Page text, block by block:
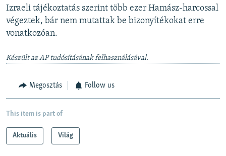
Izraeli tájékoztatás szerint több ezer Hamász-harcossal
végeztek, bár nem mutattak be bizonyítékokat erre
vonatkozóan.
Készült az AP tudósításának felhasználásával.
Megosztás Follow us
This item is part of
Aktuális Világ